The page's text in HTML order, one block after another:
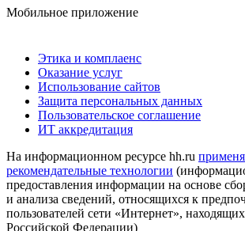
Мобильное приложение
Этика и комплаенс
Оказание услуг
Использование сайтов
Защита персональных данных
Пользовательское соглашение
ИТ аккредитация
На информационном ресурсе hh.ru
рекомендательные технологии
предоставления информации на основе
и анализа сведений, относящихся к
пользователей сети «Интернет»,
Российской Федерации)